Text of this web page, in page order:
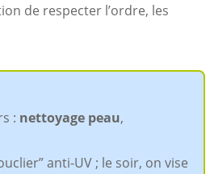
de respecter l’ordre, les
: nettoyage peau,
anti-UV ; le soir, on vise